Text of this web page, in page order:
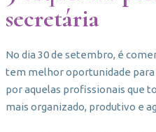
secretária
No dia 30 de setembro, é
tem melhor oportunidade
por aquelas profissionais que
mais organizado, produtivo e